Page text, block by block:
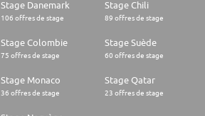
Stage Danemark
106 offres de stage
Stage Chili
89 offres de stage
Stage Colombie
75 offres de stage
Stage Suède
60 offres de stage
Stage Monaco
36 offres de stage
Stage Qatar
23 offres de stage